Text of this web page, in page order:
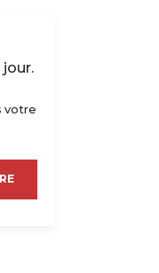
votre